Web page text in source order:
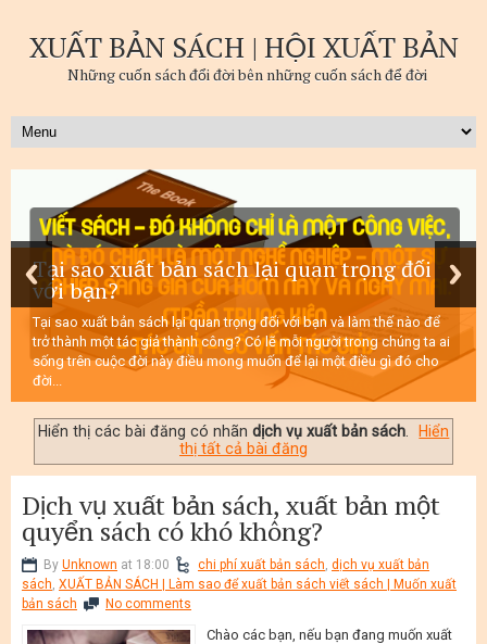
XUẤT BẢN SÁCH | HỘI XUẤT BẢN
Những cuốn sách đổi đời bên những cuốn sách để đời
Tại sao xuất bản sách lại quan trọng đối
với bạn?
Tại sao xuất bản sách lại quan trọng đối với bạn và làm thế nào để
trở thành một tác giả thành công? Có lẽ mỗi người trong chúng ta ai
sống trên cuộc đời này điều mong muốn để lại một điều gì đó cho
đời...
Hiển thị các bài đăng có nhãn dịch vụ xuất bản sách.
Hiển
thị tất cả bài đăng
Dịch vụ xuất bản sách, xuất bản một
quyển sách có khó không?
By Unknown at 18:00 chi phí xuất bản sách dịch vụ xuất bản
sách XUẤT BẢN SÁCH | Làm sao để xuất bản sách viết sách | Muốn xuất
bản sách
No comments
Chào các bạn, nếu bạn đang muốn xuất